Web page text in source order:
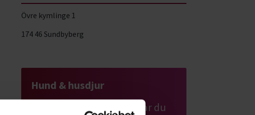
Övre kymlinge 1
174 46 Sundbyberg
Hund & husdjur
Har du hund eller planerar du